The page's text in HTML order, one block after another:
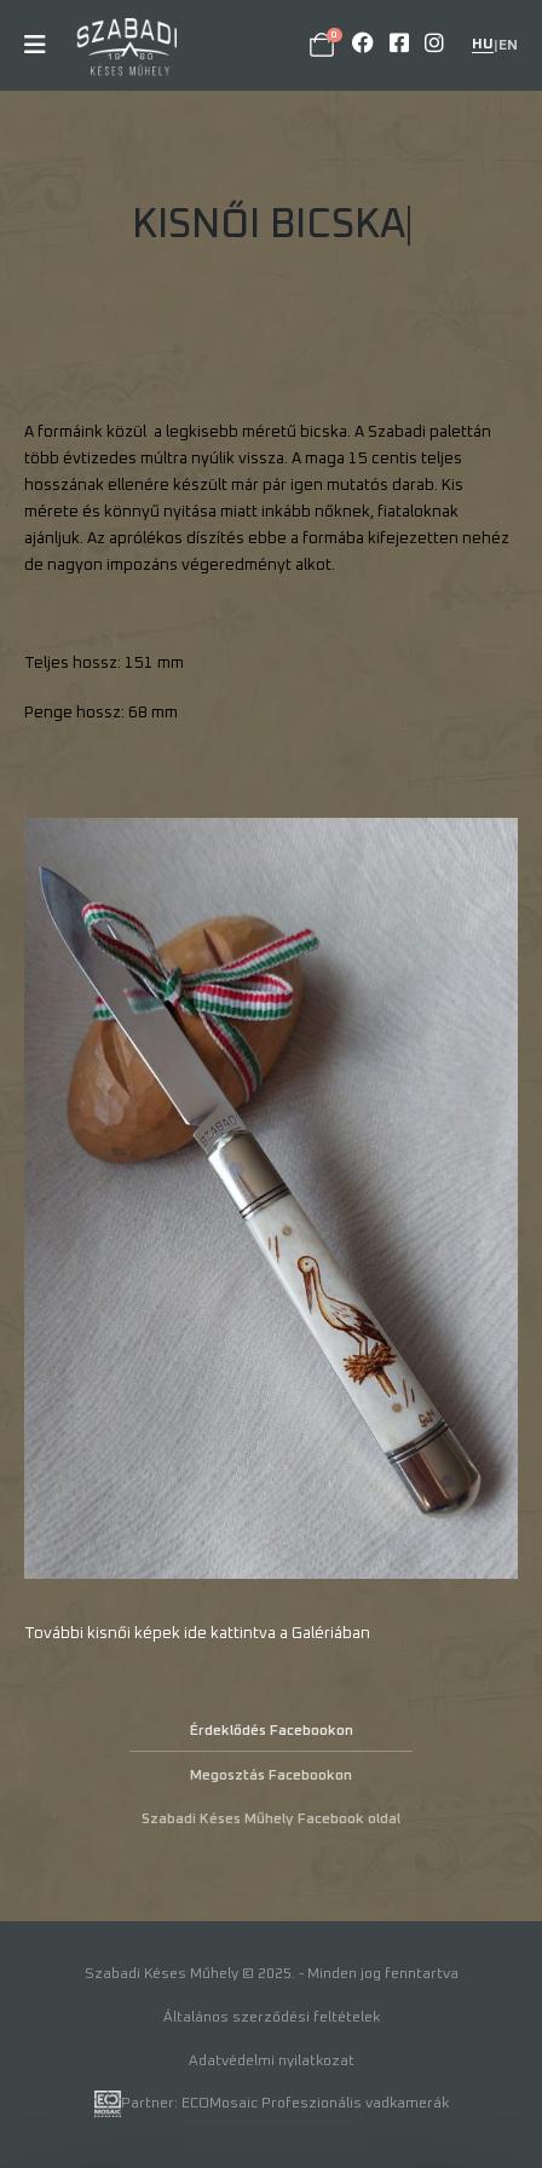
0
HU EN
K S N Ő B CS KA
A formáink közül a legkisebb méretű bicska. A Szabadi palettán
több évtizedes múltra nyúlik vissza. A maga 15 centis teljes
hosszának ellenére készült már pár igen mutatós darab. Kis
mérete és könnyű nyitása miatt inkább nőknek, fiataloknak
ajánljuk. Az aprólékos díszítés ebbe a formába kifejezetten nehéz
de nagyon impozáns végeredményt alkot.
Teljes hossz: 151 mm
Penge hossz: 68 mm
További kisnői képek ide kattintva a Galériában
Érdeklődés Facebookon
Megosztás Facebookon
Szabadi Késes Műhely Facebook oldal
Szabadi Késes Műhely © 2025. - Minden jog fenntartva
Általános szerződési feltételek
Adatvédelmi nyilatkozat
Partner: ECOMosaic Profeszionális vadkamerák